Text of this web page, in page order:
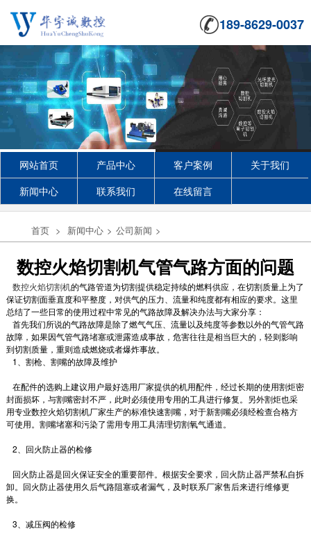
189-8629-0037
网站首页 产品中心 客户案例
关于我们
新闻中心
联系我们 在线留言
首页 > 新闻中心 > 公司新闻 >
数控火焰切割机气管气路方面的问题
数控火焰切割机的气路管道为切割提供稳定持续的燃料供应，在切割质量上为了
保证切割面垂直度和平整度，对供气的压力、流量和纯度都有相应的要求。这里
总结了一些日常的使用过程中常见的气路故障及解决办法与大家分享：
首先我们所说的气路故障是除了燃气气压、流量以及纯度等参数以外的气管气路
故障，如果因气管气路堵塞或泄露造成事故，危害往往是相当巨大的，轻则影响
到切割质量，重则造成燃烧或者爆炸事故。
1、割枪、割嘴的故障及维护
在配件的选购上建议用户最好选用厂家提供的机用配件，经过长期的使用割炬密
封面损坏，与割嘴密封不严，此时必须使用专用的工具进行修复。另外割炬也采
用专业数控火焰切割机厂家生产的标准快速割嘴，对于新割嘴必须经检查合格方
可使用。割嘴堵塞和污染了需用专用工具清理切割氧气通道。
2、回火防止器的检修
回火防止器是回火保证安全的重要部件。根据安全要求，回火防止器严禁私自拆
卸。回火防止器使用久后气路阻塞或者漏气，及时联系厂家售后来进行维修更
换。
3、减压阀的检修